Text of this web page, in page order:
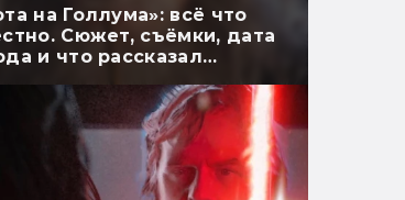
на Голлума»: всё что
Сюжет, съёмки, дата
и что рассказал